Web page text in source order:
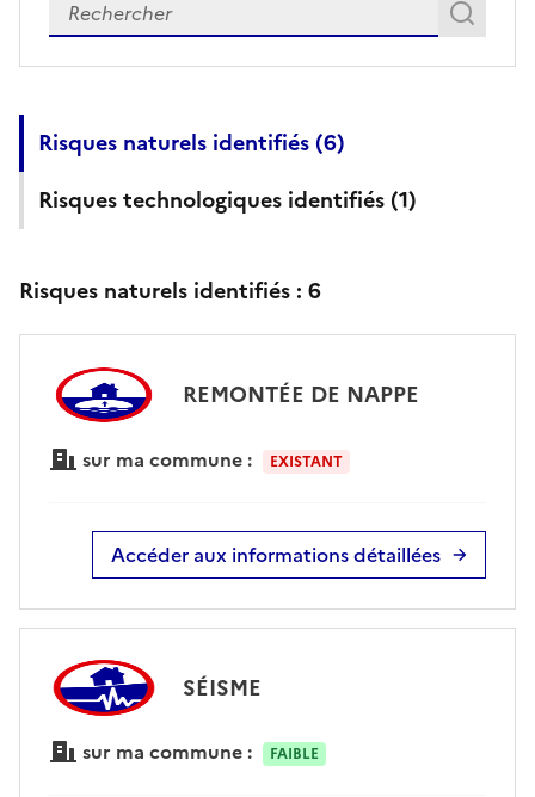
Risques naturels identifiés (6)
Risques technologiques identifiés (1)
Risques naturels identifiés : 6
REMONTÉE DE NAPPE
sur ma commune : EXISTANT
Accéder aux informations détaillées
SÉISME
sur ma commune : FAIBLE